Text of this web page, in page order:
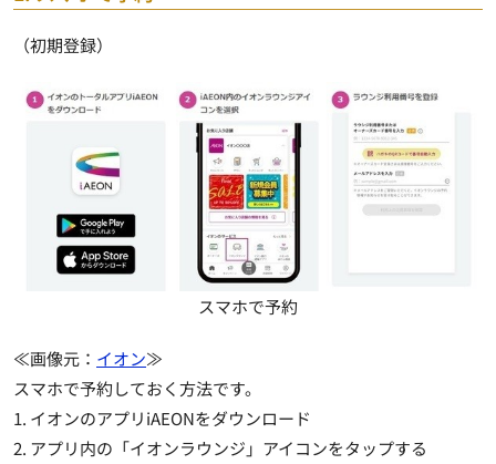
（初期登録）
スマホで予約
≪画像元： イオン≫
スマホで予約しておく方法です。
1. イオンのアプリiAEONをダウンロード
2. アプリ内の「イオンラウンジ」アイコンをタップする